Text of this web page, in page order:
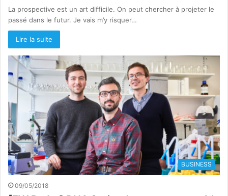
La prospective est un art difficile. On peut chercher à projeter le
passé dans le futur. Je vais m’y risquer…
Lire la suite
BUSINESS
09/05/2018